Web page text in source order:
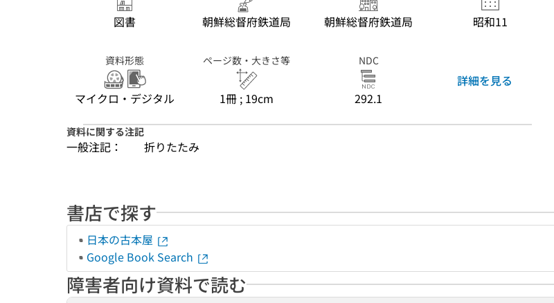
図書 朝鮮総督府鉄道局 朝鮮総督府鉄道局 昭和11
資料形態
マイクロ・デジタル
ページ数・大きさ等
1冊 ; 19cm
NDC
292.1
詳細を見る
資料に関する注記
一般注記： 折りたたみ
書店で探す
日本の古本屋
Google Book Search
障害者向け資料で読む